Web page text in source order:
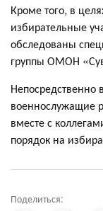
Кроме того, в
избирательные
обследованы
группы ОМОН
Непосредственно
военнослужащие
вместе с
порядок на
Поделиться: